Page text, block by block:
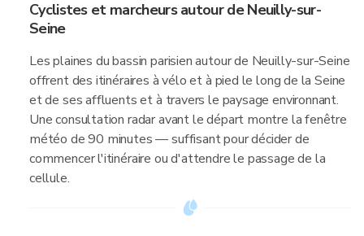
Cyclistes et marcheurs autour de Neuilly-sur-
Seine
Les plaines du bassin parisien autour de Neuilly-sur-Seine
offrent des itinéraires à vélo et à pied le long de la Seine
et de ses affluents et à travers le paysage environnant.
Une consultation radar avant le départ montre la fenêtre
météo de 90 minutes — suffisant pour décider de
commencer l'itinéraire ou d'attendre le passage de la
cellule.